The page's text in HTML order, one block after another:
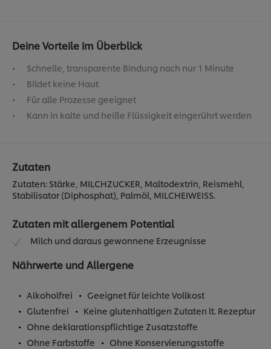
Deine Vorteile im Überblick
Schnelle, transparente Bindung nach nur 1 Minute
Bildet keine Haut
Für alle Prozesse geeignet
Kann in kalte und heiße Flüssigkeit eingerührt werden
Zutaten
Zutaten: Stärke, MILCHZUCKER, Maltodextrin, Reismehl,
Stabilisator (Diphosphat), Palmöl, MILCHEIWEISS.
Zutaten mit allergenem Potential
Milch und daraus gewonnene Erzeugnisse
Nährwerte und Allergene
Alkoholfrei
Geeignet für leichte Vollkost
Glutenfrei
Keine glutenhaltigen Zutaten lt. Rezeptur
Ohne deklarationspflichtige Zusatzstoffe
Ohne Farbstoffe
Ohne Konservierungsstoffe